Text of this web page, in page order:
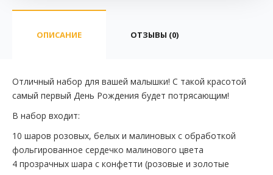
ОПИСАНИЕ ОТЗЫВЫ (0)
Отличный набор для вашей малышки! С такой красотой
самый первый День Рождения будет потрясающим!
В набор входит:
10 шаров розовых, белых и малиновых с обработкой
фольгированное сердечко малинового цвета
4 прозрачных шара с конфетти (розовые и золотые